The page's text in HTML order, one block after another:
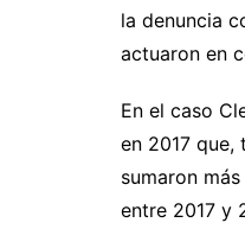
la denuncia
actuaron en
En el caso
en 2017 que,
sumaron
entre 2017 y